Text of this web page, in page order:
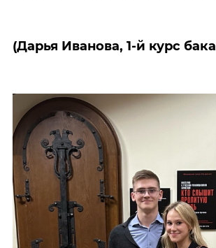
(Дарья Иванова, 1-й курс